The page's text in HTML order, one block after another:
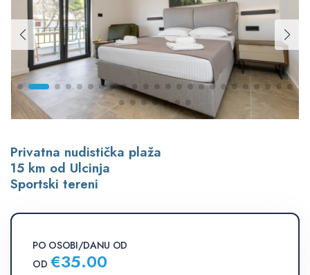
Privatna nudistička plaža
15 km od Ulcinja
Sportski tereni
PO OSOBI/DANU OD
OD €35.00